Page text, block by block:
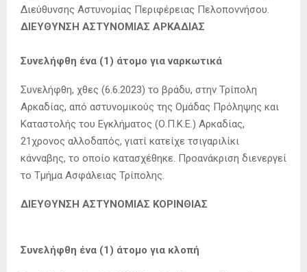
Διεύθυνσης Αστυνομίας Περιφέρειας Πελοποννήσου.
ΔΙΕΥΘΥΝΣΗ ΑΣΤΥΝΟΜΙΑΣ ΑΡΚΑΔΙΑΣ
Συνελήφθη ένα (1) άτομο για ναρκωτικά
Συνελήφθη, χθες (6.6.2023) το βράδυ, στην Τρίπολη
Αρκαδίας, από αστυνομικούς της Ομάδας Πρόληψης και
Καταστολής του Εγκλήματος (Ο.Π.Κ.Ε.) Αρκαδίας,
21χρονος αλλοδαπός, γιατί κατείχε τσιγαριλίκι
κάνναβης, το οποίο κατασχέθηκε. Προανάκριση διενεργεί
το Τμήμα Ασφάλειας Τρίπολης.
ΔΙΕΥΘΥΝΣΗ ΑΣΤΥΝΟΜΙΑΣ ΚΟΡΙΝΘΙΑΣ
Συνελήφθη ένα (1) άτομο για κλοπή